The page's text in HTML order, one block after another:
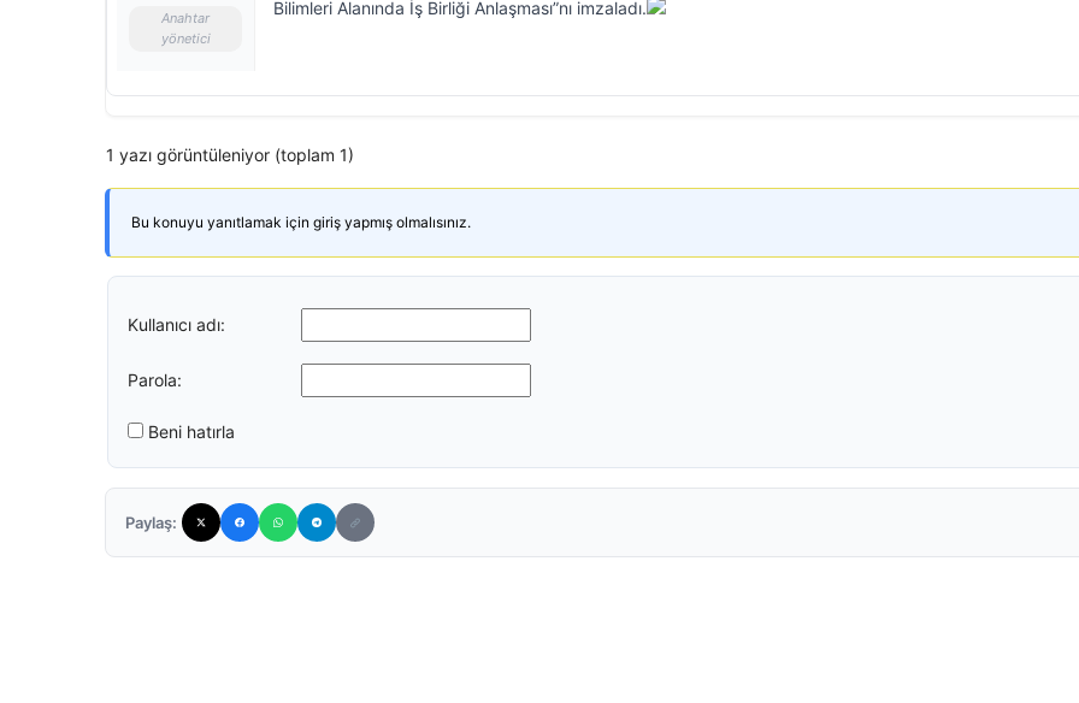
Anahtar
yönetici
Bilimleri Alanında İş Birliği Anlaşması”nı imzaladı.
1 yazı görüntüleniyor (toplam 1)
Bu konuyu yanıtlamak için giriş yapmış olmalısınız.
Kullanıcı adı:
Parola:
Beni hatırla
Paylaş: